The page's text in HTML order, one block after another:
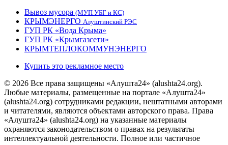
Вывоз мусора (МУП УБГ и КС)
КРЫМЭНЕРГО Алуштинский РЭС
ГУП РК «Вода Крыма»
ГУП РК «Крымгазсети»
КРЫМТЕПЛОКОММУНЭНЕРГО
Купить это рекламное место
© 2026 Все права защищены «Алушта24» (alushta24.org).
Любые материалы, размещенные на портале «Алушта24»
(alushta24.org) сотрудниками редакции, нештатными авторами
и читателями, являются объектами авторского права. Права
«Алушта24» (alushta24.org) на указанные материалы
охраняются законодательством о правах на результаты
интеллектуальной деятельности. Полное или частичное